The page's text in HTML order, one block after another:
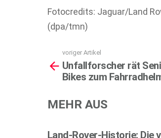
Fotocredits: Jaguar/Land
(dpa/tmn)
more
voriger Artikel
Unfallforscher rät
Bikes zum
MEHR AUS
Land-Rover-Historie: Die